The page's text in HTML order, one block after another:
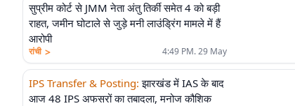
सुप्रीम कोर्ट से JMM नेता अंतु तिर्की समेत 4 को बड़ी
राहत, जमीन घोटाले से जुड़े मनी लाउंड्रिंग मामले में हैं
आरोपी
रांची > 4:49 PM. 29 May
IPS Transfer & Posting: झारखंड में IAS के बाद
आज 48 IPS अफसरों का तबादला, मनोज कौशिक